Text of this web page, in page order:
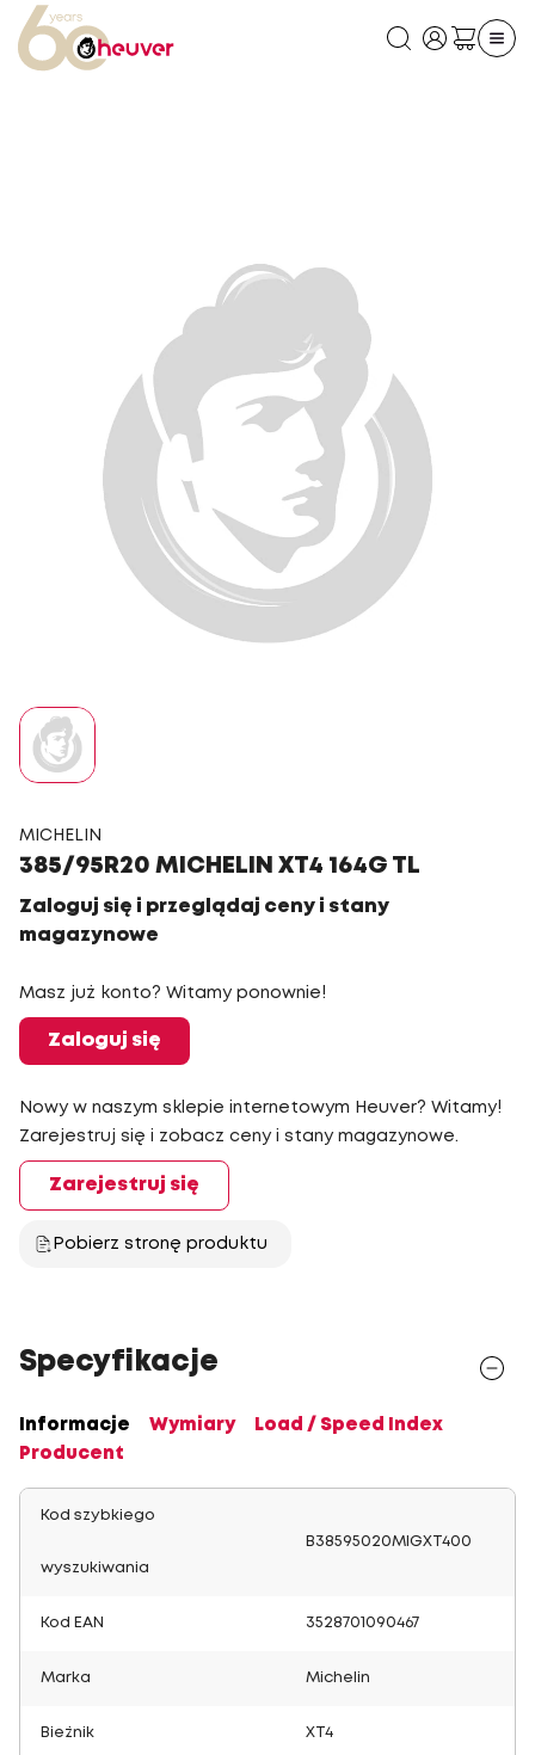
MICHELIN
385/95R20 MICHELIN XT4 164G TL
Zaloguj się i przeglądaj ceny i stany
magazynowe
Masz już konto? Witamy ponownie!
Zaloguj się
Nowy w naszym sklepie internetowym Heuver? Witamy!
Zarejestruj się i zobacz ceny i stany magazynowe.
Zarejestruj się
Pobierz stronę produktu
Specyfikacje
Informacje Wymiary
Load / Speed Index
Producent
Kod szybkiego
wyszukiwania
B38595020MIGXT400
Kod EAN 3528701090467
Marka Michelin
Bieżnik XT4